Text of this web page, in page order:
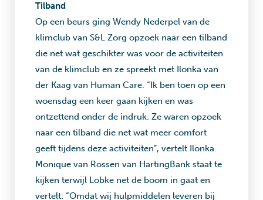
Tilband
Op een beurs ging Wendy Nederpel van de
klimclub van S&L Zorg opzoek naar een tilband
die net wat geschikter was voor de activiteiten
van de klimclub en ze spreekt met Ilonka van
der Kaag van Human Care. “Ik ben toen op een
woensdag een keer gaan kijken en was
ontzettend onder de indruk. Ze waren opzoek
naar een tilband die net wat meer comfort
geeft tijdens deze activiteiten”, vertelt Ilonka.
Monique van Rossen van HartingBank staat te
kijken terwijl Lobke net de boom in gaat en
vertelt: “Omdat wij hulpmiddelen leveren bij